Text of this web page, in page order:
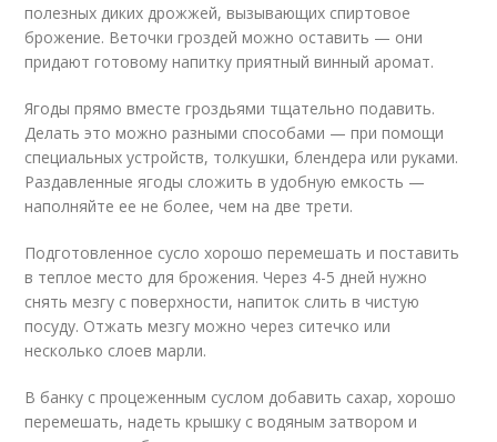
полезных диких дрожжей, вызывающих спиртовое
брожение. Веточки гроздей можно оставить — они
придают готовому напитку приятный винный аромат.
Ягоды прямо вместе гроздьями тщательно подавить.
Делать это можно разными способами — при помощи
специальных устройств, толкушки, блендера или руками.
Раздавленные ягоды сложить в удобную емкость —
наполняйте ее не более, чем на две трети.
Подготовленное сусло хорошо перемешать и поставить
в теплое место для брожения. Через 4-5 дней нужно
снять мезгу с поверхности, напиток слить в чистую
посуду. Отжать мезгу можно через ситечко или
несколько слоев марли.
В банку с процеженным суслом добавить сахар, хорошо
перемешать, надеть крышку с водяным затвором и